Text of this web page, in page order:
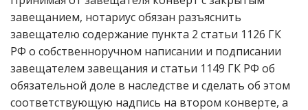
завещанием, нотариус обязан разъяснить
завещателю содержание пункта 2 статьи 1126 ГК
РФ о собственноручном написании и подписании
завещателем завещания и статьи 1149 ГК РФ об
обязательной доле в наследстве и сделать об этом
соответствующую надпись на втором конверте, а